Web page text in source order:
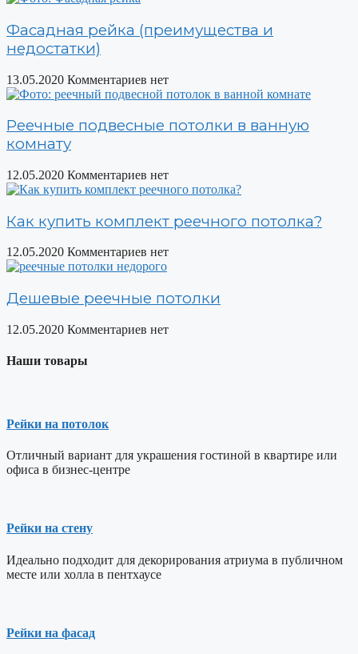
Фасадная рейка (преимущества и
недостатки)
13.05.2020 Комментариев нет
Реечные подвесные потолки в ванную
комнату
12.05.2020 Комментариев нет
Как купить комплект реечного потолка?
12.05.2020 Комментариев нет
Дешевые реечные потолки
12.05.2020 Комментариев нет
Наши товары
Рейки на потолок
Отличный вариант для украшения гостиной в квартире или
офиса в бизнес-центре
Рейки на стену
Идеально подходит для декорирования атриума в публичном
месте или холла в пентхаусе
Рейки на фасад